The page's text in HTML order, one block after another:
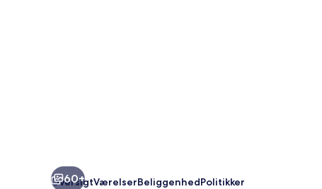
60+
OversigtVærelserBeliggenhedPolitikker